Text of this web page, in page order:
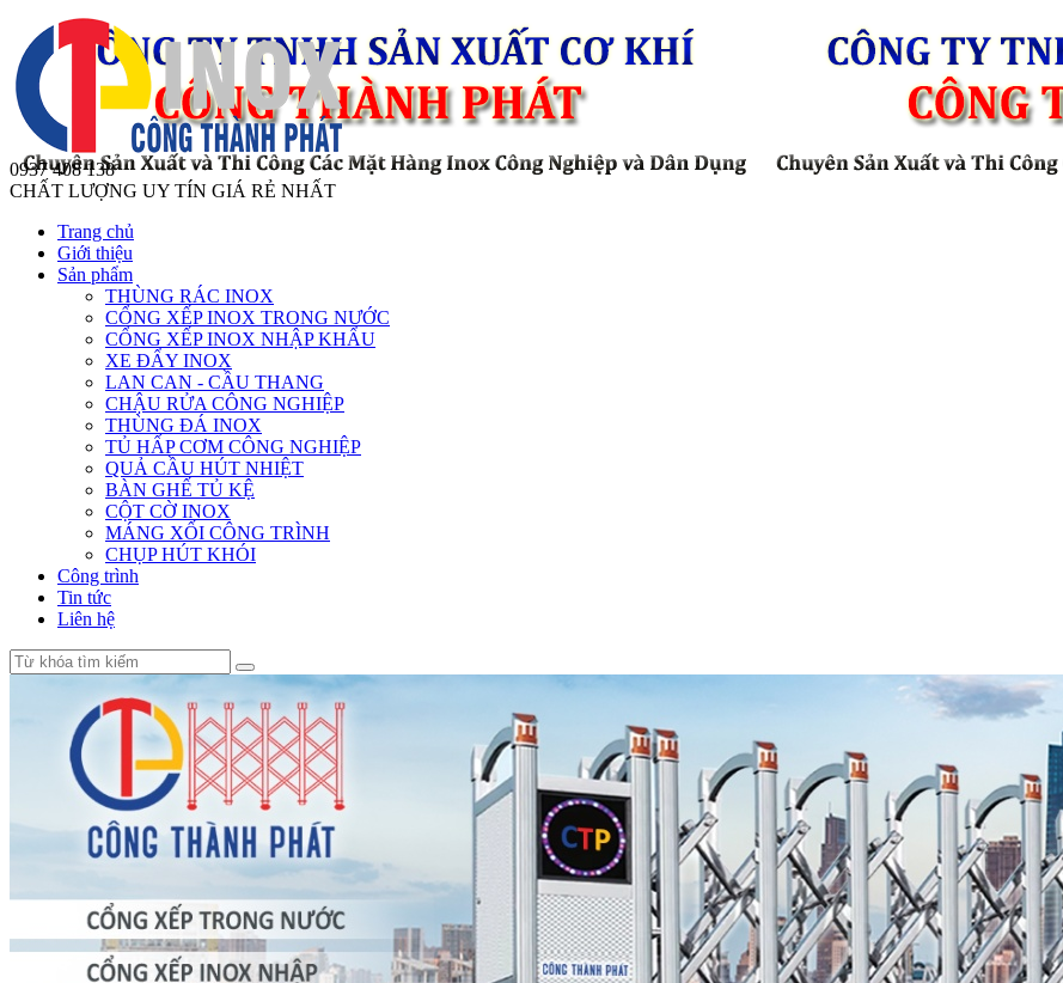
0937 408 138
CHẤT LƯỢNG UY TÍN GIÁ RẺ NHẤT
Trang chủ
Giới thiệu
Sản phẩm
THÙNG RÁC INOX
CỔNG XẾP INOX TRONG NƯỚC
CỔNG XẾP INOX NHẬP KHẨU
XE ĐẨY INOX
LAN CAN - CẦU THANG
CHẬU RỬA CÔNG NGHIỆP
THÙNG ĐÁ INOX
TỦ HẤP CƠM CÔNG NGHIỆP
QUẢ CẦU HÚT NHIỆT
BÀN GHẾ TỦ KỆ
CỘT CỜ INOX
MÁNG XỐI CÔNG TRÌNH
CHỤP HÚT KHÓI
Công trình
Tin tức
Liên hệ